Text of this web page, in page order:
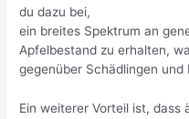
du dazu bei,
ein breites Spektrum an
Apfelbestand zu erhalten,
gegenüber Schädlingen und
Ein weiterer Vorteil ist, dass